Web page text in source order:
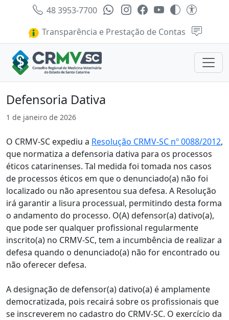
48 3953-7700
Transparência e Prestação de Contas
Defensoria Dativa
1 de janeiro de 2026
O CRMV-SC expediu a Resolução CRMV-SC nº 0088/2012,
que normatiza a defensoria dativa para os processos
éticos catarinenses. Tal medida foi tomada nos casos
de processos éticos em que o denunciado(a) não foi
localizado ou não apresentou sua defesa. A Resolução
irá garantir a lisura processual, permitindo desta forma
o andamento do processo. O(A) defensor(a) dativo(a),
que pode ser qualquer profissional regularmente
inscrito(a) no CRMV-SC, tem a incumbência de realizar a
defesa quando o denunciado(a) não for encontrado ou
não oferecer defesa.
A designação de defensor(a) dativo(a) é amplamente
democratizada, pois recairá sobre os profissionais que
se inscreverem no cadastro do CRMV-SC. O exercício da